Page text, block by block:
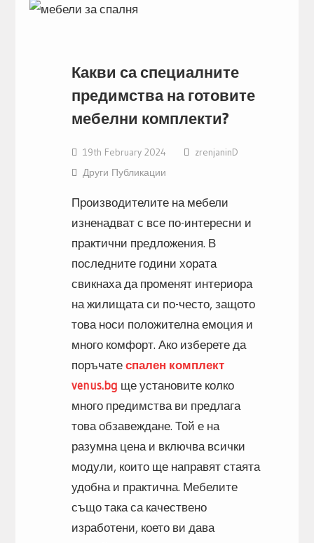
Какви са специалните
предимства на готовите
мебелни комплекти?
19th February 2024
zrenjaninD
Други Публикации
Производителите на мебели
изненадват с все по-интересни и
практични предложения. В
последните години хората
свикнаха да променят интериора
на жилищата си по-често, защото
това носи положителна емоция и
много комфорт. Ако изберете да
поръчатеспален комплект
venus.bg ще установите колко
много предимства ви предлага
това обзавеждане. Той е на
разумна цена и включва всички
модули, които ще направят стаята
удобна и практична. Мебелите
също така са качествено
изработени, което ви дава